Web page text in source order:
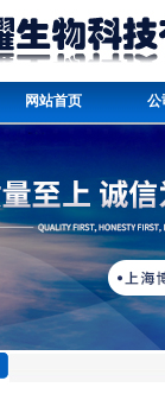
网站首页 公